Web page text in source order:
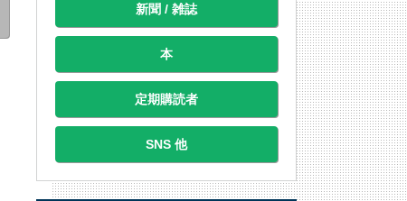
新聞 / 雑誌
本
定期購読者
SNS 他